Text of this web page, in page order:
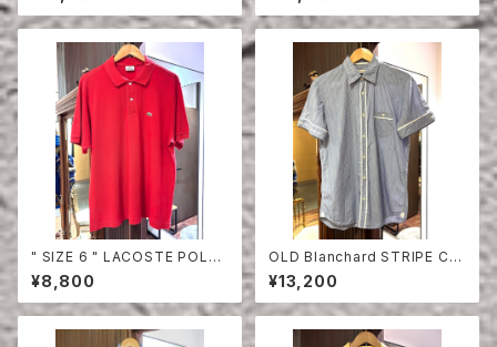
" SIZE 6 " LACOSTE POLO
SHIRT RED
¥8,800
OLD Blanchard STRIPE CO
TTON HALF SLEEVE SHIRT
¥13,200